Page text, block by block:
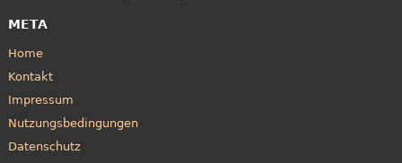
META
Home
Kontakt
Impressum
Nutzungsbedingungen
Datenschutz